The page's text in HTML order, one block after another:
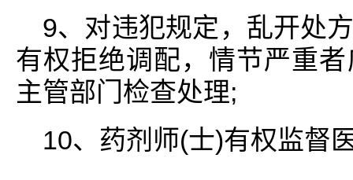
9、对违犯规定，乱开处
有权拒绝调配，情节严重
主管部门检查处理;
10、药剂师(士)有权监督